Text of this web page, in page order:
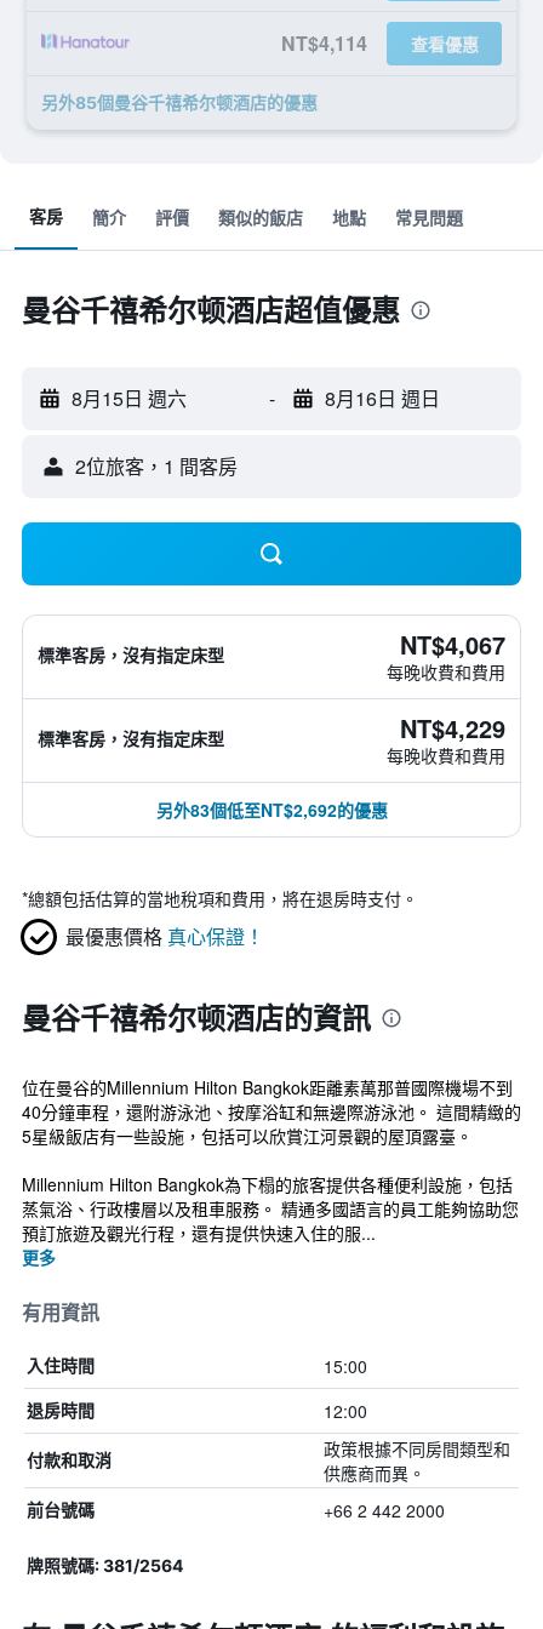
NT$4,114 查看優惠
另外85個曼谷千禧希尔顿酒店​的優惠
客房 簡介 評價 類似的飯店 地點 常見問題
曼谷千禧希尔顿酒店超值優惠
8月15日 週六 - 8月16日 週日
2位旅客，1 間客房
標準客房，沒有指定床型 NT$4,067
每晚收費和費用
標準客房，沒有指定床型 NT$4,229
每晚收費和費用
另外83個低至NT$2,692的優惠
*總額包括估算的當地稅項和費用，將在退房時支付。
最優惠價格 真心保證！
曼谷千禧希尔顿酒店的資訊
位在曼谷的Millennium Hilton Bangkok距離素萬那普國際機場不到
40分鐘車程，還附游泳池、按摩浴缸和無邊際游泳池。 這間精緻的
5星級飯店有一些設施，包括可以欣賞江河景觀的屋頂露臺。
Millennium Hilton Bangkok為下榻的旅客提供各種便利設施，包括
蒸氣浴、行政樓層以及租車服務。 精通多國語言的員工能夠協助您
預訂旅遊及觀光行程，還有提供快速入住的服...
更多
有用資訊
入住時間 15:00
退房時間 12:00
付款和取消
政策根據不同房間類型和
供應商而異。
前台號碼 +66 2 442 2000
牌照號碼: 381/2564